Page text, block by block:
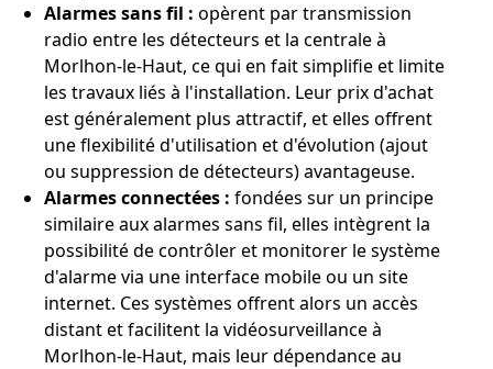
Alarmes sans fil : opèrent par transmission
radio entre les détecteurs et la centrale à
Morlhon-le-Haut, ce qui en fait simplifie et limite
les travaux liés à l'installation. Leur prix d'achat
est généralement plus attractif, et elles offrent
une flexibilité d'utilisation et d'évolution (ajout
ou suppression de détecteurs) avantageuse.
Alarmes connectées : fondées sur un principe
similaire aux alarmes sans fil, elles intègrent la
possibilité de contrôler et monitorer le système
d'alarme via une interface mobile ou un site
internet. Ces systèmes offrent alors un accès
distant et facilitent la vidéosurveillance à
Morlhon-le-Haut, mais leur dépendance au